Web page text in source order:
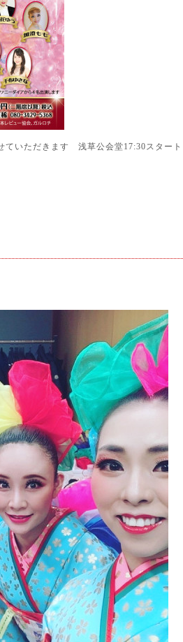
ていただきます 浅草公会堂17:30スタート